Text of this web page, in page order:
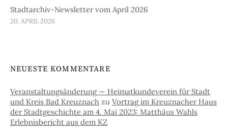
Stadtarchiv-Newsletter vom April 2026
20. APRIL 2026
NEUESTE KOMMENTARE
Veranstaltungsänderung — Heimatkundeverein für Stadt
und Kreis Bad Kreuznach zu Vortrag im Kreuznacher Haus
der Stadtgeschichte am 4. Mai 2023: Matthäus Wahls
Erlebnisbericht aus dem KZ